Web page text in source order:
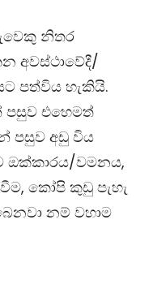
නිතර
අවස්ථාවේදී/
පත්විය හැකියි.
පසුව එහෙමත්
පසුව අඩු විය
ඔක්කාරය/වමනය,
කෝපි කුඩු පැහැ
නම් වහාම